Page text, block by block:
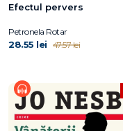
Efectul pervers
Petronela Rotar
28.55 lei 47.57 lei